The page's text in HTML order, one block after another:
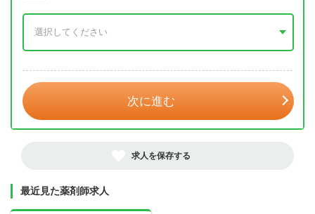
次に進む
求人を保存する
最近見た薬剤師求人